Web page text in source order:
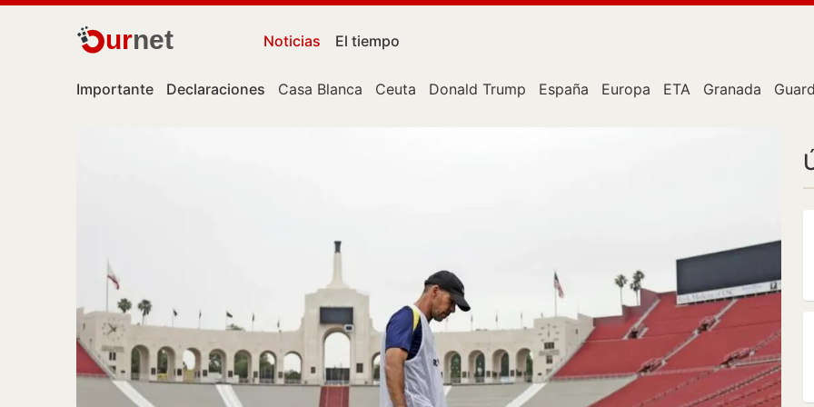
urnet Noticias El tiempo
Importante Declaraciones Casa Blanca Ceuta Donald Trump España Europa ETA Granada